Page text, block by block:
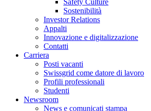
Safety Culture
Sostenibilità
Investor Relations
Appalti
Innovazione e digitalizzazione
Contatti
Carriera
Posti vacanti
Swissgrid come datore di lavoro
Profili professionali
Studenti
Newsroom
News e comunicati stampa